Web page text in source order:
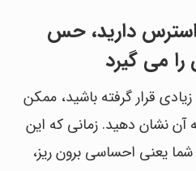
استرس دارید، حس
را می گیرد
قرار گرفته باشید، ممکن
نشان دهید. زمانی که این
یعنی احساسی برون ریز،